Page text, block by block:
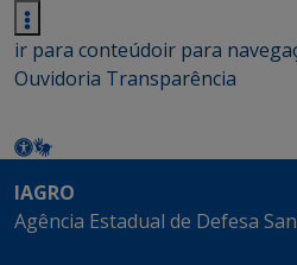
ir para conteúdoir para
Ouvidoria Transparência
IAGRO
Agência Estadual de Defesa